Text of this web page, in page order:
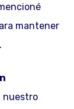
mantener
nuestro